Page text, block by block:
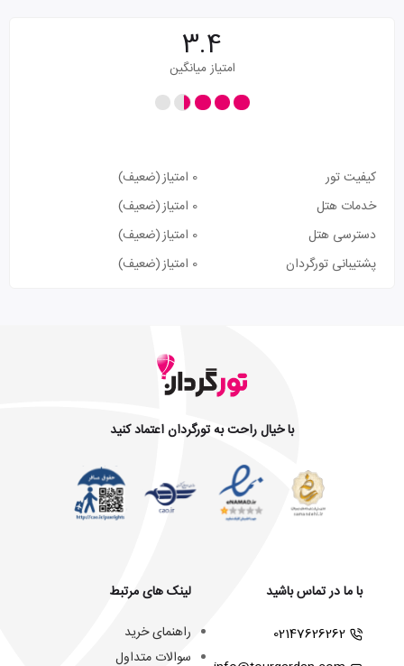
3.4
امتیاز میانگین
کیفیت تور 0 امتیاز
(ضعیف)
خدمات هتل
0 امتیاز
(ضعیف)
دسترسی هتل
0 امتیاز
(ضعیف)
پشتیبانی تورگردان
0 امتیاز (ضعیف)
با خیال راحت به تورگردان اعتماد کنید
با ما در تماس باشید
02147626262
لینک های مرتبط
راهنمای خرید
سوالات متداول